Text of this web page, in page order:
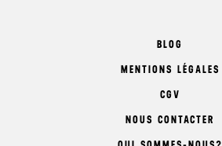
BLOG
MENTIONS LÉGALES
CGV
NOUS CONTACTER